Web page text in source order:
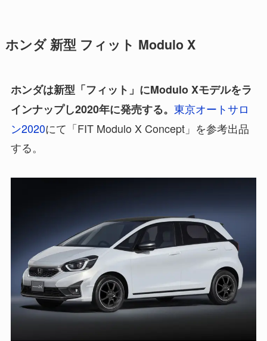
ホンダ 新型 フィット Modulo X
ホンダは新型「フィット」にModulo Xモデルをラ
インナップし2020年に発売する。 東京オートサロ
ン2020にて「FIT Modulo X Concept」を参考出品
する。